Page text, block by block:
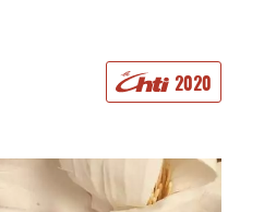
2020